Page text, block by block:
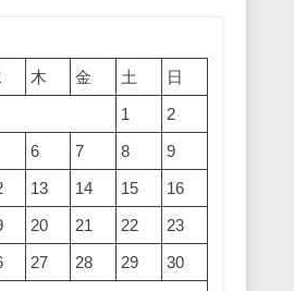
木 金 土
日
1
2
6 7 8
9
13 14 15
16
20 21 22
23
27 28 29
30